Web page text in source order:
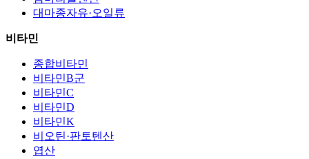
대마종자유·오일류
비타민
종합비타민
비타민B군
비타민C
비타민D
비타민K
비오틴·판토텐산
엽산